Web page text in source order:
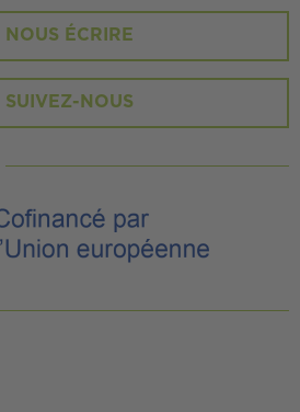
NOUS ÉCRIRE
SUIVEZ-NOUS